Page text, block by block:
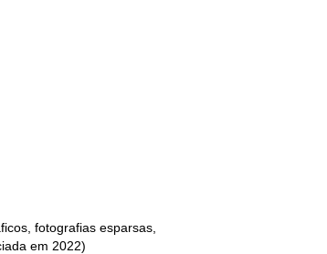
fotografias esparsas,
em 2022)